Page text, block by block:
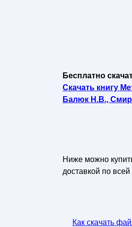
Бесплатно
Скачать книгу
Балюк Н.В.,
Ниже можно
доставкой по
Как скачать